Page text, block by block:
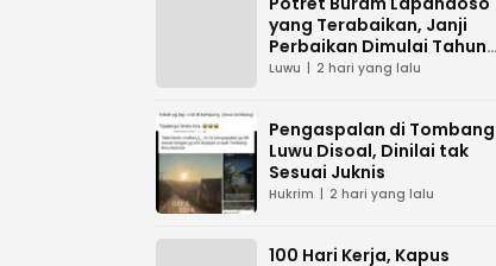
yang Terabaikan, Janji
Perbaikan Dimulai Tahun
Ini?
Luwu 2 hari yang lalu
Pengaspalan di Tombang
Luwu Disoal, Dinilai tak
Sesuai Juknis
Hukrim 2 hari yang lalu
100 Hari Kerja, Kapus